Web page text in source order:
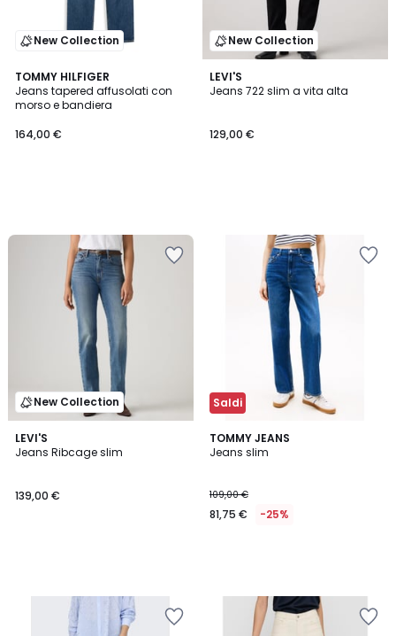
New Collection
TOMMY HILFIGER
Jeans tapered affusolati con
morso e bandiera
164,00 €
New Collection
LEVI'S
Jeans 722 slim a vita alta
129,00 €
New Collection
LEVI'S
Jeans Ribcage slim
139,00 €
Saldi
TOMMY JEANS
Jeans slim
109,00 €
81,75 € -25%